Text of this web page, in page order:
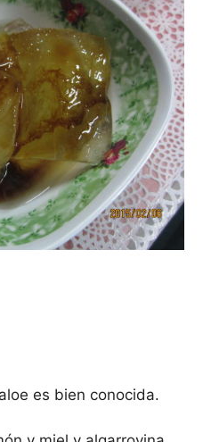
es bien conocida.